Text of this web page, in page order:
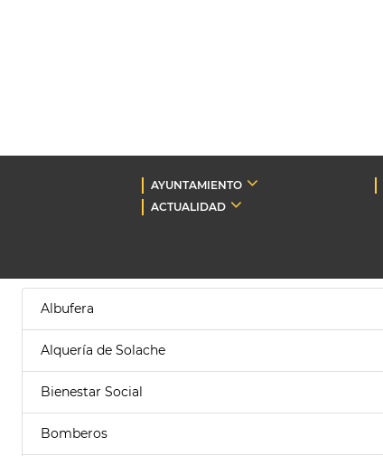
AYUNTAMIENTO
ACTUALIDAD
Albufera
Alquería de Solache
Bienestar Social
Bomberos